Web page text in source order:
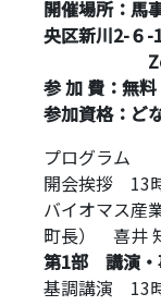
開催場所：馬
央区新川2-６-
Zoom
参 加 費：無料
参加資格：ど
プログラム
開会挨拶 13
バイオマス産
町長） 喜井
第1部 講演・
基調講演 13